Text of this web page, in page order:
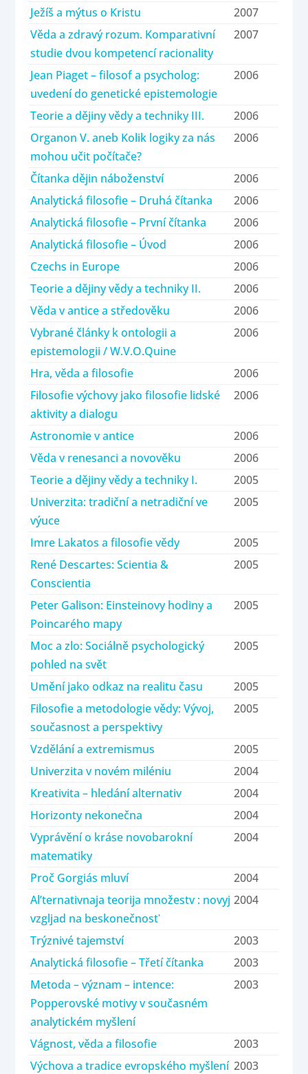
Ježíš a mýtus o Kristu
2007
Věda a zdravý rozum. Komparativní
studie dvou kompetencí racionality
2007
Jean Piaget – filosof a psycholog:
uvedení do genetické epistemologie
2006
Teorie a dějiny vědy a techniky III.
2006
Organon V. aneb Kolik logiky za nás
mohou učit počítače?
2006
Čítanka dějin náboženství
2006
Analytická filosofie – Druhá čítanka
2006
Analytická filosofie – První čítanka
2006
Analytická filosofie – Úvod
2006
Czechs in Europe
2006
Teorie a dějiny vědy a techniky II.
2006
Věda v antice a středověku
2006
Vybrané články k ontologii a
epistemologii / W.V.O.Quine
2006
Hra, věda a filosofie
2006
Filosofie výchovy jako filosofie lidské
aktivity a dialogu
2006
Astronomie v antice
2006
Věda v renesanci a novověku
2006
Teorie a dějiny vědy a techniky I.
2005
Univerzita: tradiční a netradiční ve
výuce
2005
Imre Lakatos a filosofie vědy
2005
René Descartes: Scientia &
Conscientia
2005
Peter Galison: Einsteinovy hodiny a
Poincarého mapy
2005
Moc a zlo: Sociálně psychologický
pohled na svět
2005
Umění jako odkaz na realitu času
2005
Filosofie a metodologie vědy: Vývoj,
současnost a perspektivy
2005
Vzdělání a extremismus
2005
Univerzita v novém miléniu
2004
Kreativita – hledání alternativ
2004
Horizonty nekonečna
2004
Vyprávění o kráse novobarokní
matematiky
2004
Proč Gorgiás mluví
2004
Al’ternativnaja teorija množestv : novyj
vzgljad na beskonečnostʹ
2004
Trýznivé tajemství
2003
Analytická filosofie – Třetí čítanka
2003
Metoda – význam – intence:
Popperovské motivy v současném
analytickém myšlení
2003
Vágnost, věda a filosofie
2003
Výchova a tradice evropského myšlení 2003